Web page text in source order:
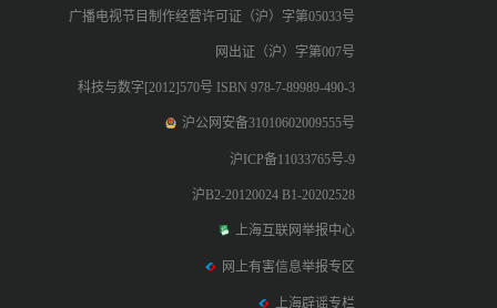
广播电视节目制作经营许可证（沪）字第05033号
网出证（沪）字第007号
科技与数字[2012]570号 ISBN 978-7-89989-490-3
沪公网安备31010602009555号
沪ICP备11033765号-9
沪B2-20120024 B1-20202528
上海互联网举报中心
网上有害信息举报专区
上海辟谣专栏